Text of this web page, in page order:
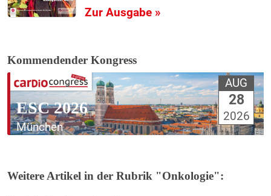
Zur Ausgabe »
Kommendender Kongress
ESC 2026
München
AUG
28
2026
Weitere Artikel in der Rubrik "Onkologie":